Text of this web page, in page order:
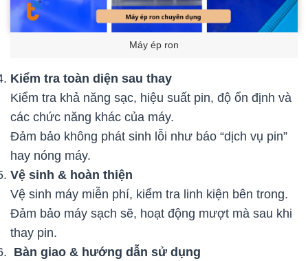
Máy ép ron
Kiểm tra toàn diện sau thay
Kiểm tra khả năng sạc, hiệu suất pin, độ ổn định và
các chức năng khác của máy.
Đảm bảo không phát sinh lỗi như báo “dịch vụ pin”
hay nóng máy.
Vệ sinh & hoàn thiện
Vệ sinh máy miễn phí, kiểm tra linh kiện bên trong.
Đảm bảo máy sạch sẽ, hoạt động mượt mà sau khi
thay pin.
Bàn giao & hướng dẫn sử dụng